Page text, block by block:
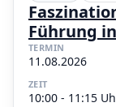
Führung
TERMIN
11.08.2026
ZEIT
10:00 - 11:15